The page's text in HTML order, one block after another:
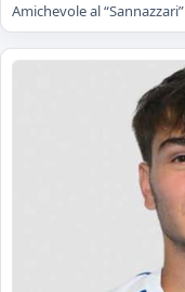
Amichevole al